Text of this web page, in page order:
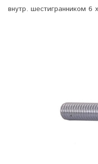
внутр. шестигранником 6